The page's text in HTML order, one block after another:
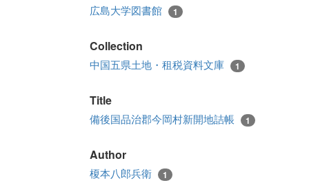
広島大学図書館 1
Collection
中国五県土地・租税資料文庫 1
Title
備後国品治郡今岡村新開地詰帳 1
Author
榎本八郎兵衛 1